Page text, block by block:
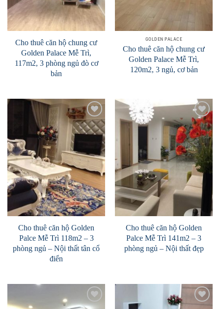
Cho thuê căn hộ chung cư
Golden Palace Mễ Trì,
117m2, 3 phòng ngủ đò cơ
bản
GOLDEN PALACE
Cho thuê căn hộ chung cư
Golden Palace Mễ Trì,
120m2, 3 ngủ, cơ bản
Cho thuê căn hộ Golden
Palce Mễ Trì 118m2 – 3
phòng ngủ – Nội thất tân cổ
điển
Add to
Wishlist
Cho thuê căn hộ Golden
Palce Mễ Trì 141m2 – 3
phòng ngủ – Nội thất đẹp